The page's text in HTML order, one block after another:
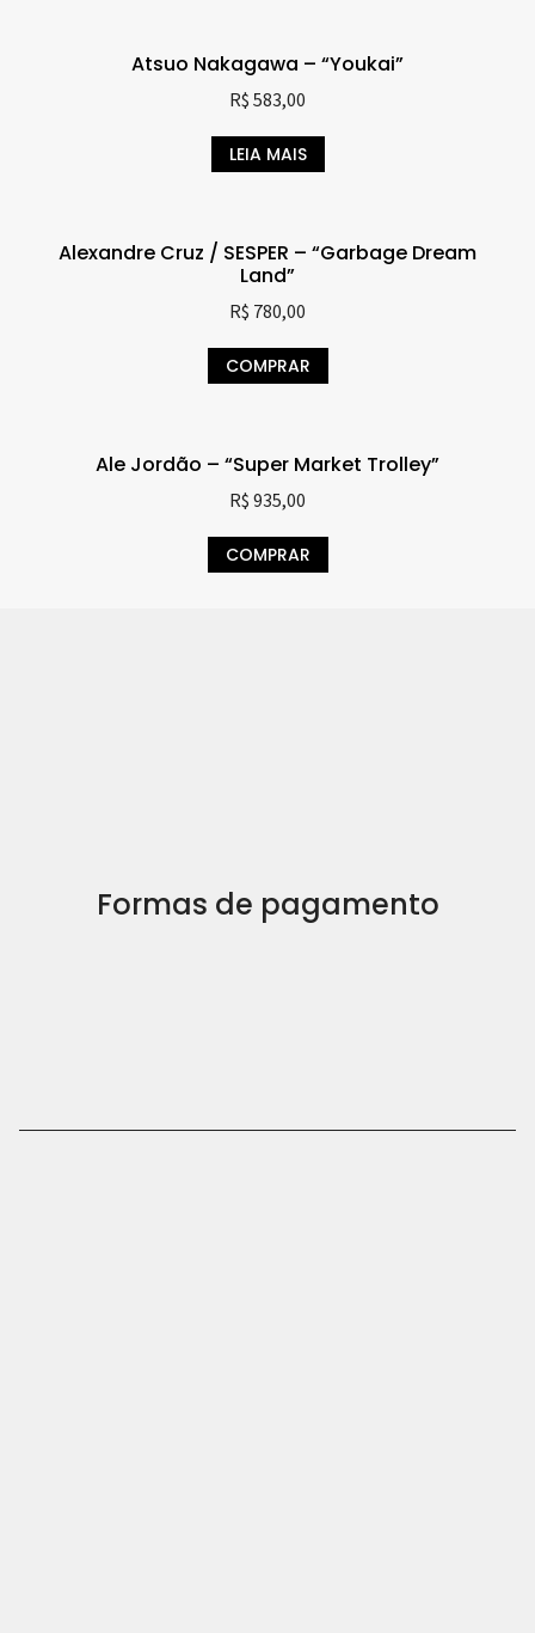
Atsuo Nakagawa – “Youkai”
R$ 583,00
LEIA MAIS
Alexandre Cruz / SESPER – “Garbage Dream
Land”
R$ 780,00
COMPRAR
Ale Jordão – “Super Market Trolley”
R$ 935,00
COMPRAR
Formas de pagamento